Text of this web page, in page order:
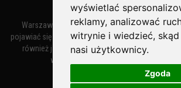
wyświetlać
reklamy, analizować
witrynie i wiedzieć,
nasi użytkownicy.
Zgoda
Warszawa – miasto stołeczne Warszawa.
pojawiać się w dokumentach w XIV wieku jako
również jako Warszowa. Zmiana nazwy na
wynikała z mazowieckiej wymowy